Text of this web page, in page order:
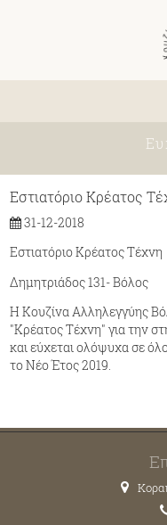
Εστιατόριο Κρέατος
31-12-2018
Εστιατόριο Κρέατος Tέχνη
Δημητριάδος 131- Βόλος
H Κουζίνα Αλληλεγγύης
"Κρέατος Τέχνη" για την
και εύχεται ολόψυχα σε
το Νέο Έτος 2019.